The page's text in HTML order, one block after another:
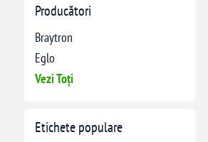
Producători
Braytron
Eglo
Vezi Toți
Etichete populare